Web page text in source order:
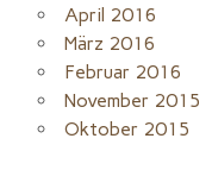
April 2016
März 2016
Februar 2016
November 2015
Oktober 2015